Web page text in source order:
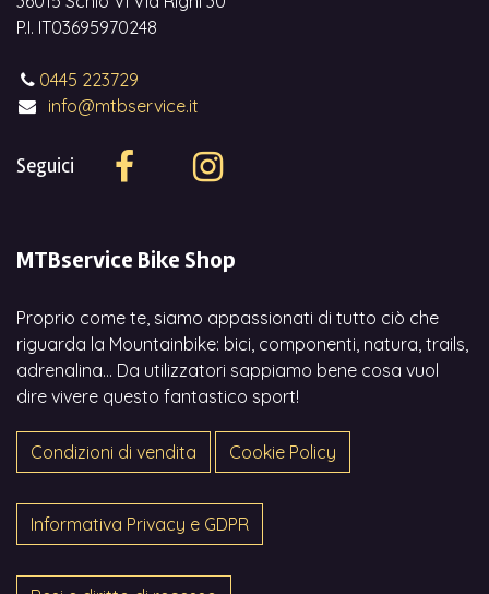
P.I. IT03695970248
0445 223729
info@mtbservice.it
Seguici
MTBservice Bike Shop
Proprio come te, siamo appassionati di tutto ciò che
riguarda la Mountainbike: bici, componenti, natura, trails,
adrenalina... Da utilizzatori sappiamo bene cosa vuol
dire vivere questo fantastico sport!
Condizioni di vendita Cookie Policy
Informativa Privacy e GDPR